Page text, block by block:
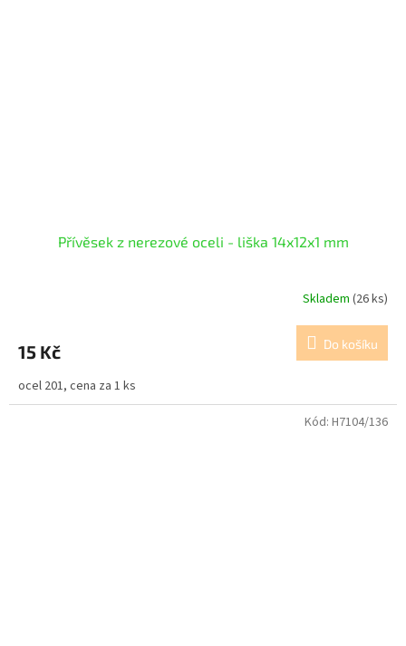
Přívěsek z nerezové oceli - liška 14x12x1 mm
Skladem (26 ks)
15 Kč Do košíku
ocel 201, cena za 1 ks
Kód: H7104/136